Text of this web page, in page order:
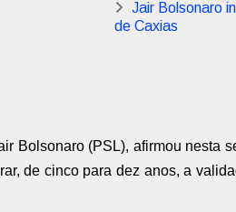
Jair Bolsonaro
de Caxias
Bolsonaro (PSL), afirmou nesta
de cinco para dez anos, a